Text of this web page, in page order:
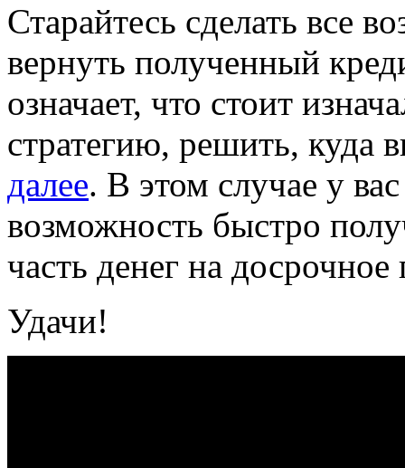
Старайтесь сделать все
вернуть полученный
означает, что стоит
стратегию, решить, куда
далее. В этом случае у
возможность быстро
часть денег на
Удачи!